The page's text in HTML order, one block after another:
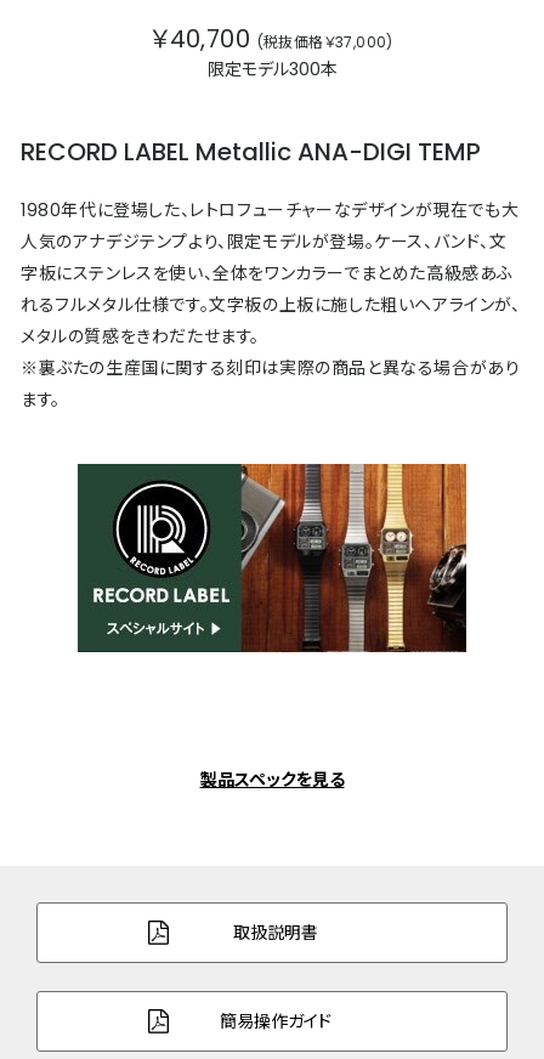
￥40,700 (税抜価格￥37,000)
限定モデル300本
RECORD LABEL Metallic ANA-DIGI TEMP
1980年代に登場した、レトロフューチャーなデザインが現在でも大
人気のアナデジテンプより、限定モデルが登場。ケース、バンド、文
字板にステンレスを使い、全体をワンカラーでまとめた高級感あふ
れるフルメタル仕様です。文字板の上板に施した粗いヘアラインが、
メタルの質感をきわだたせます。
※裏ぶたの生産国に関する刻印は実際の商品と異なる場合があり
ます。
製品スペックを見る
取扱説明書
簡易操作ガイド